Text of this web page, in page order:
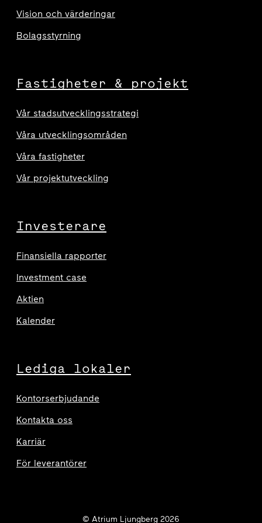
Vision och värderingar
Bolagsstyrning
Fastigheter & projekt
Vår stadsutvecklingsstrategi
Våra utvecklingsområden
Våra fastigheter
Vår projektutveckling
Investerare
Finansiella rapporter
Investment case
Aktien
Kalender
Lediga lokaler
Kontorserbjudande
Kontakta oss
Karriär
För leverantörer
© Atrium Ljungberg 2026